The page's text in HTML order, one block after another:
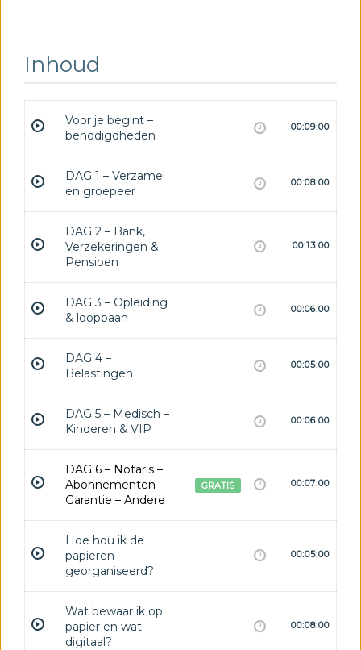
Inhoud
Voor je begint –
benodigdheden
00:09:00
DAG 1 – Verzamel
en groepeer
00:08:00
DAG 2 – Bank,
Verzekeringen &
Pensioen
00:13:00
DAG 3 – Opleiding
& loopbaan
00:06:00
DAG 4 –
Belastingen
00:05:00
DAG 5 – Medisch –
Kinderen & VIP
00:06:00
DAG 6 – Notaris –
Abonnementen –
Garantie – Andere
GRATIS 00:07:00
Hoe hou ik de
papieren
georganiseerd?
00:05:00
Wat bewaar ik op
papier en wat
digitaal?
00:08:00